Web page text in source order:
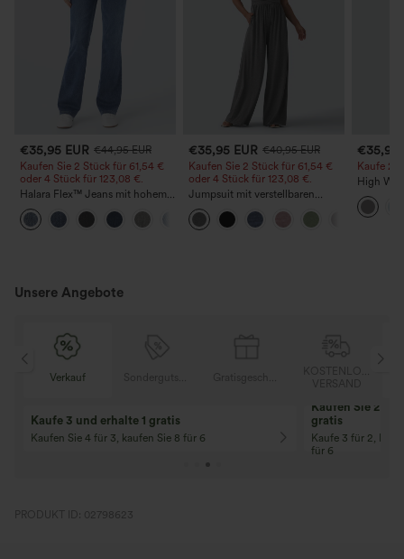
€35,95 EUR €44,95 EUR
Kaufen Sie 2 Stück für 61,54 €
oder 4 Stück für 123,08 €.
Halara Flex™ Jeans mit hohem
Bund und Taschen,
gewaschener, lässiger Bootcut
€35,95 EUR €40,95 EUR
Kaufen Sie 2 Stück für 61,54 €
oder 4 Stück für 123,08 €.
Jumpsuit mit verstellbaren
Trägern, gerafftem Detail,
weitem Bein und meliertem
Stoff, lässig, mit Taschen - Easy
€35,95
Kaufe 2,
High
Straight
Unsere Angebote
Verkauf
Kaufe 3 und erhalte 1 gratis
Kaufen Sie 4 für 3, kaufen Sie 8 für 6
Kaufen Sie 2
gratis
Kaufe 3 für 2,
für 6
PRODUKT ID: 02798623